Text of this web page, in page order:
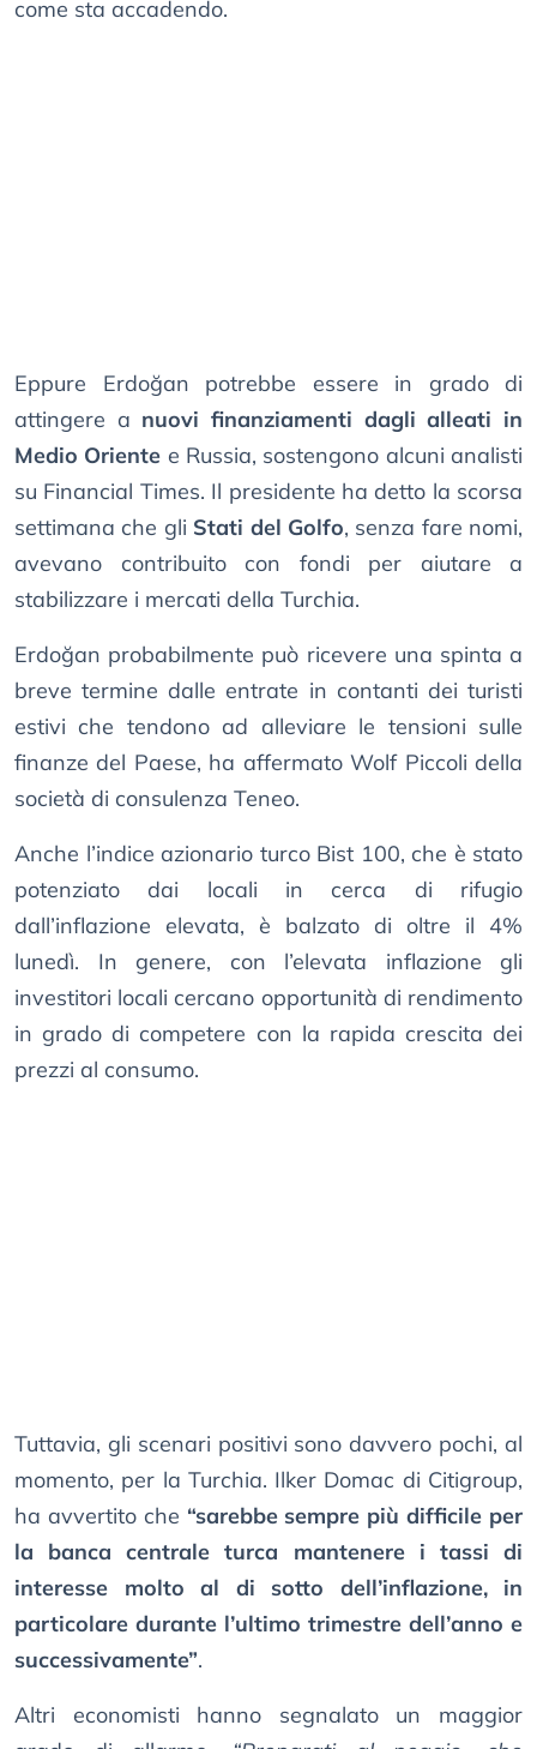
come sta accadendo.
Eppure Erdoğan potrebbe essere in grado di
attingere a nuovi finanziamenti dagli alleati in
Medio Oriente e Russia, sostengono alcuni analisti
su Financial Times. Il presidente ha detto la scorsa
settimana che gli Stati del Golfo, senza fare nomi,
avevano contribuito con fondi per aiutare a
stabilizzare i mercati della Turchia.
Erdoğan probabilmente può ricevere una spinta a
breve termine dalle entrate in contanti dei turisti
estivi che tendono ad alleviare le tensioni sulle
finanze del Paese, ha affermato Wolf Piccoli della
società di consulenza Teneo.
Anche l’indice azionario turco Bist 100, che è stato
potenziato dai locali in cerca di rifugio
dall’inflazione elevata, è balzato di oltre il 4%
lunedì. In genere, con l’elevata inflazione gli
investitori locali cercano opportunità di rendimento
in grado di competere con la rapida crescita dei
prezzi al consumo.
Tuttavia, gli scenari positivi sono davvero pochi, al
momento, per la Turchia. Ilker Domac di Citigroup,
ha avvertito che “sarebbe sempre più difficile per
la banca centrale turca mantenere i tassi di
interesse molto al di sotto dell’inflazione, in
particolare durante l’ultimo trimestre dell’anno e
successivamente”.
Altri economisti hanno segnalato un maggior